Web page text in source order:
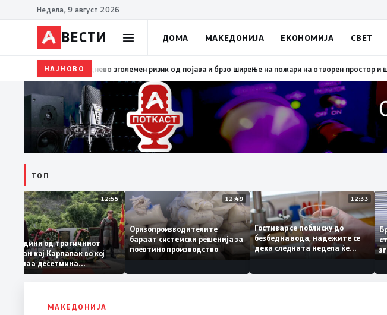
Недела, 9 август 2026
ВЕСТИ ДОМА МАКЕДОНИЈА ЕКОНОМИЈА СВЕТ
НАЈНОВО
ЦУК: Попладнево зголемен ризик од појава и брзо ширење на пожари на отворен простор и шумски
ТОП
12:55
25 години од трагичниот
настан кај Карпалак во кој
загинаа десетмина
македонски бранители
12:49
Оризопроизводителите
бараат системски решенија за
поевтино производство
12:33
Гостивар се поблиску до
безбедна вода, надежите се
дека следната недела ќе
МАКЕДОНИЈА